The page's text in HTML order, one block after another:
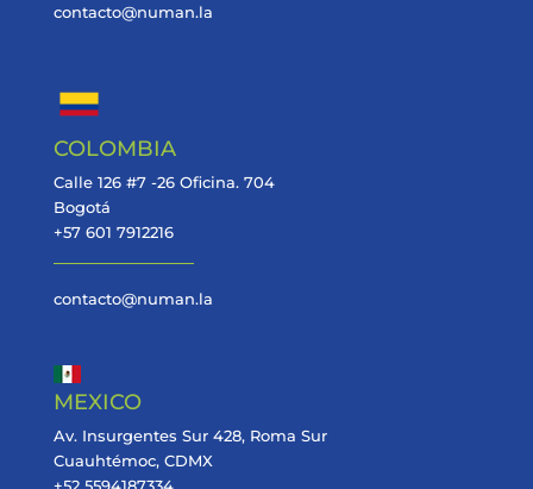
contacto@numan.la
COLOMBIA
Calle 126 #7 -26 Oficina. 704
Bogotá
+57 601 7912216
contacto@numan.la
MEXICO
Av. Insurgentes Sur 428, Roma Sur
Cuauhtémoc, CDMX
+52 5594187334